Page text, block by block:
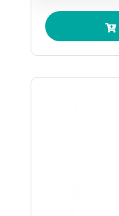
prix
initial
était :
160 Dhs.
prix
actuel
est :
140 Dhs.